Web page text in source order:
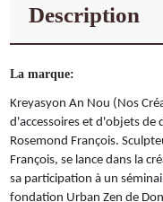
Description
La marque:
Kreyasyon An Nou (Nos
d'accessoires et d'objets de
Rosemond François.
François, se lance dans la
sa participation à un
fondation Urban Zen de